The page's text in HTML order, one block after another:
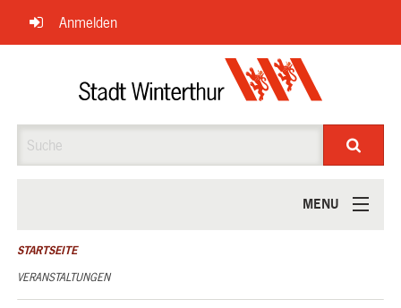
Navigation
überspringen
Anmelden
MENU
ÜBER UNS
STARTSEITE
VERANSTALTUNGEN